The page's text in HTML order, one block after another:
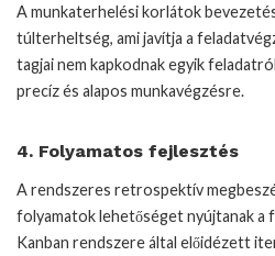
A munkaterhelési korlátok
túlterheltség, ami javítja a
tagjai nem kapkodnak egyik
precíz és alapos munkavégzésre.
4. Folyamatos fejlesztés
A rendszeres retrospektív
folyamatok lehetőséget nyújtanak a
Kanban rendszere által előidézett